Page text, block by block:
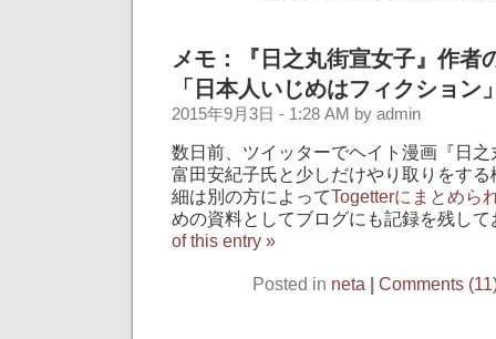
メモ：『日之丸街宣女子』作者
「日本人いじめはフィクション
2015年9月3日 - 1:28 AM by admin
数日前、ツイッターでヘイト漫画『日
富田安紀子氏と少しだけやり取りをす
細は別の方によってTogetterにまとめら
めの資料としてブログにも記録を残し
of this entry »
Posted in neta | Comments